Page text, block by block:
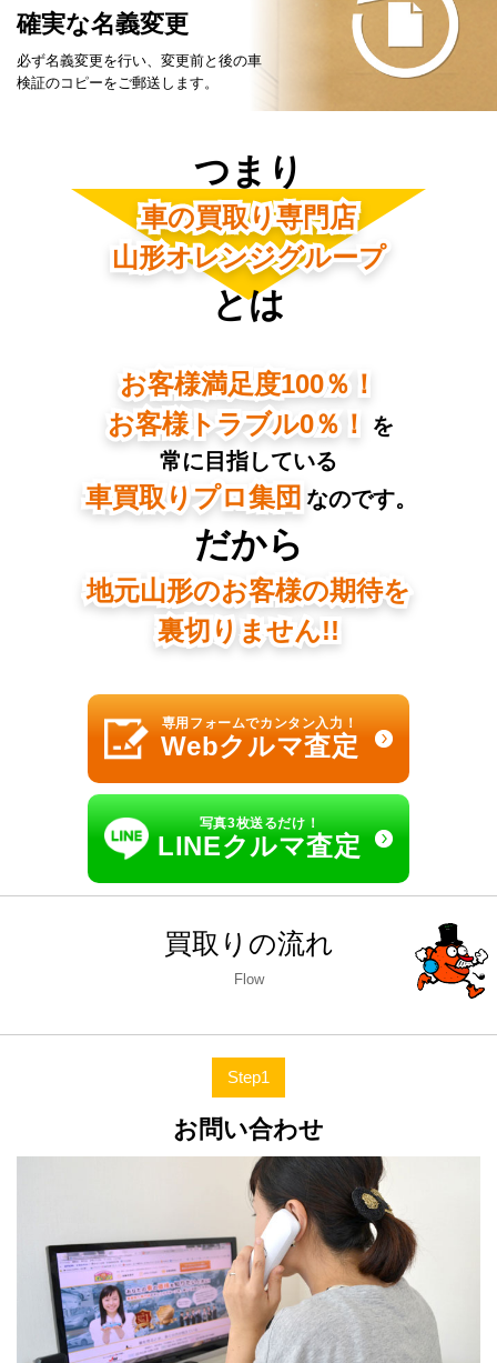
確実な名義変更
必ず名義変更を行い、変更前と後の車
検証のコピーをご郵送します。
つまり
車の買取り専門店
山形オレンジグループ
とは
お客様満足度100％！
お客様トラブル0％！
を
常に目指している
車買取りプロ集団 なのです。
だから
地元山形のお客様の期待を
裏切りません!!
専用フォームでカンタン入力！
Webクルマ査定
写真3枚送るだけ！
LINEクルマ査定
買取りの流れ
Flow
Step1
お問い合わせ